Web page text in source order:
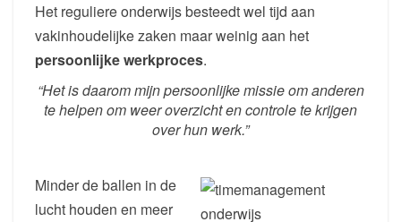
Het reguliere onderwijs besteedt wel tijd aan
vakinhoudelijke zaken maar weinig aan het
persoonlijke werkproces.
“Het is daarom mijn persoonlijke missie om anderen
te helpen om weer overzicht en controle te krijgen
over hun werk.”
Minder de ballen in de
lucht houden en meer